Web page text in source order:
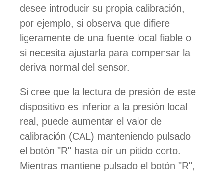
desee introducir su propia calibración,
por ejemplo, si observa que difiere
ligeramente de una fuente local fiable o
si necesita ajustarla para compensar la
deriva normal del sensor.
Si cree que la lectura de presión de este
dispositivo es inferior a la presión local
real, puede aumentar el valor de
calibración (CAL) manteniendo pulsado
el botón "R" hasta oír un pitido corto.
Mientras mantiene pulsado el botón "R",